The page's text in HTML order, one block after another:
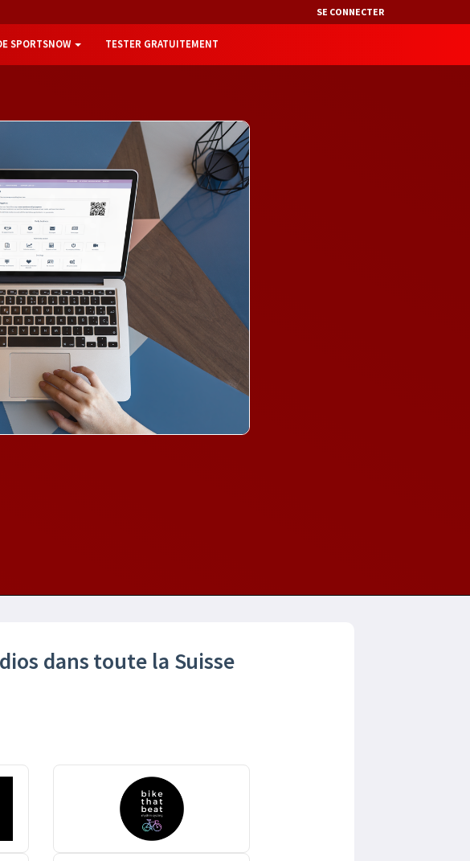
SE CONNECTER
SPORTSNOW TESTER GRATUITEMENT
dans toute la Suisse